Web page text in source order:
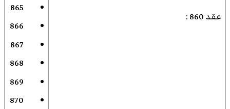
عقد 860 :
865
866
867
868
869
870